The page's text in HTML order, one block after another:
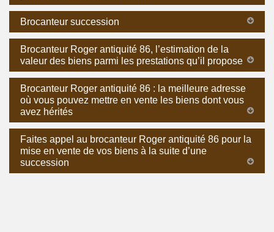
Brocanteur succession
Brocanteur Roger antiquité 86, l’estimation de la
valeur des biens parmi les prestations qu’il propose
Brocanteur Roger antiquité 86 : la meilleure adresse
où vous pouvez mettre en vente les biens dont vous
avez hérités
Faites appel au brocanteur Roger antiquité 86 pour la
mise en vente de vos biens à la suite d’une
succession